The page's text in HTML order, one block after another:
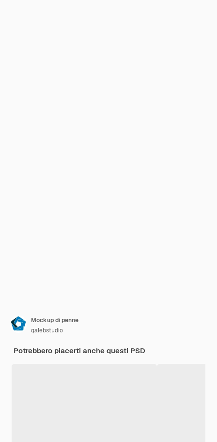
Mockup di penne
qalebstudio
Potrebbero piacerti anche questi PSD